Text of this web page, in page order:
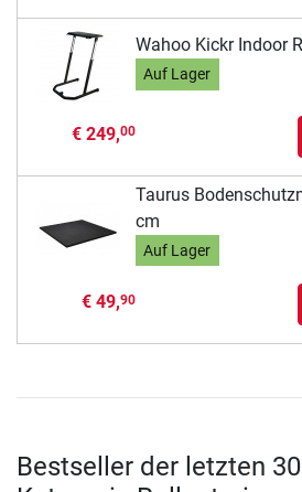
Wahoo Kickr Indoor
Auf Lager
€ 249,00
Taurus
cm
Auf Lager
€ 49,90
Bestseller der letzten